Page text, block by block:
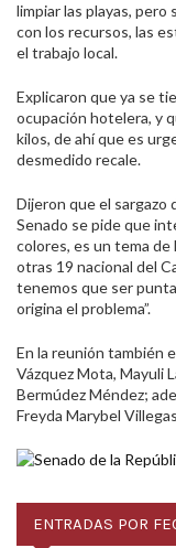
limpiar las playas,
con los recursos, las
el trabajo local.
Explicaron que ya se
ocupación hotelera, y
kilos, de ahí que es
desmedido recale.
Dijeron que el sargazo
Senado se pide que
colores, es un tema de
otras 19 nacional del
tenemos que ser
origina el problema”.
En la reunión también
Vázquez Mota, Mayuli
Bermúdez Méndez;
Freyda Marybel
ENTRADAS POR